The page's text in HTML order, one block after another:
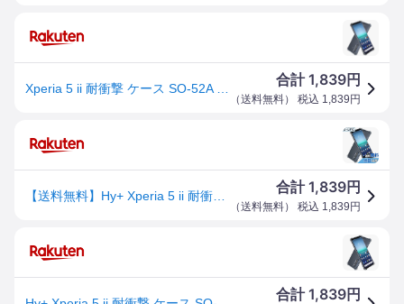
合計1,839円
（送料無料） 税込 1,839 円
合計1,839円
（送料無料） 税込 1,839 円
合計1,839円